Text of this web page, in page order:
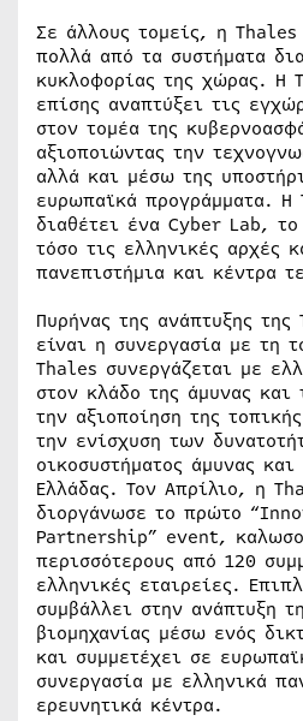
Σε άλλους τομείς, η
πολλά από τα συστήματα
κυκλοφορίας της χώρας. Η
επίσης αναπτύξει τις
στον τομέα της
αξιοποιώντας την
αλλά και μέσω της
ευρωπαϊκά προγράμματα.
διαθέτει ένα Cyber Lab, το
τόσο τις ελληνικές αρχές
πανεπιστήμια και κέντρα
Πυρήνας της ανάπτυξης
είναι η συνεργασία με τη
Thales συνεργάζεται με
στον κλάδο της άμυνας και
την αξιοποίηση της
την ενίσχυση των
οικοσυστήματος άμυνας
Ελλάδας. Τον Απρίλιο, η
διοργάνωσε το πρώτο
Partnership” event,
περισσότερους από 120
ελληνικές εταιρείες.
συμβάλλει στην ανάπτυξη
βιομηχανίας μέσω ενός
και συμμετέχει σε
συνεργασία με ελληνικά
ερευνητικά κέντρα.